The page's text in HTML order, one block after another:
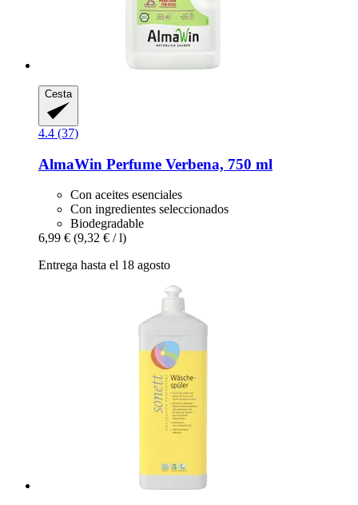
Cesta
4.4 (37)
AlmaWin Perfume Verbena, 750 ml
Con aceites esenciales
Con ingredientes seleccionados
Biodegradable
6,99 € (9,32 € / l)
Entrega hasta el 18 agosto